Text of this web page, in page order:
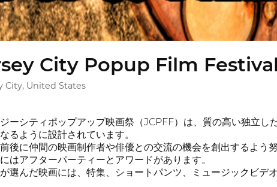
City Popup Film Festival
City, United States
ーシティポップアップ映画祭（JCPFF）は、質の高い独立
るように設計されています。
後に仲間の映画制作者や俳優との交流の機会を創出するよう努
はアフターパーティーとアワードがあります。
選んだ映画には、特集、ショートパンツ、ミュージックビデ